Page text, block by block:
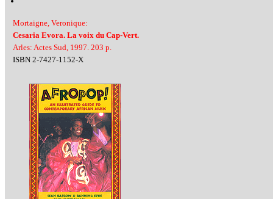
Mortaigne, Veronique:
Cesaria Evora. La voix du Cap-Vert.
Arles: Actes Sud, 1997. 203 p.
ISBN 2-7427-1152-X